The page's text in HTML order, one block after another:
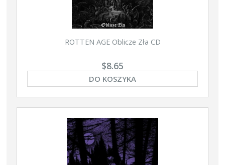
ROTTEN AGE Oblicze Zła CD
$8.65
DO KOSZYKA